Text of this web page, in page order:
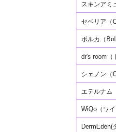
スキンアミ
セベリア（
ボルカ（
dr's room（
シェノン（
エテルナム
WiQo（ワイ
DermEden(